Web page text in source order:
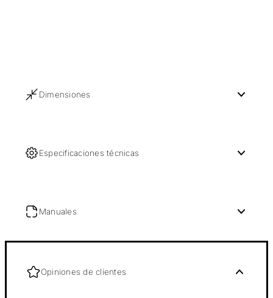
Dimensiones
Especificaciones técnicas
Manuales
Opiniones de clientes